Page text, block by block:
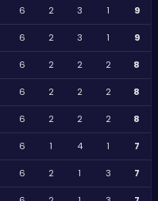
6 2 3 1 9
6 2 3 1 9
6 2 2 2 8
6 2 2 2 8
6 2 2 2 8
6 1 4 1 7
6 2 1 3 7